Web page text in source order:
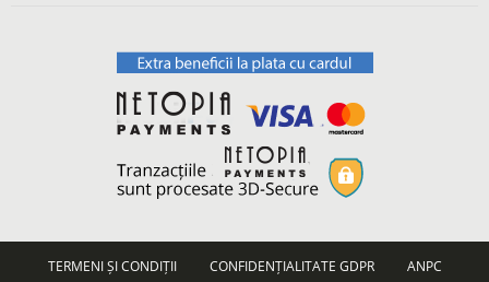
TERMENI ȘI CONDIȚII CONFIDENȚIALITATE GDPR
ANPC